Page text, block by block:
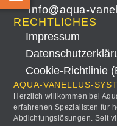
info@aqua-
RECHTLICHES
Impressum
Cookie-Richtlinie
AQUA-VANELLUS-
Herzlich willkommen bei
erfahrenen Spezialisten für
Abdichtungslösungen. Seit